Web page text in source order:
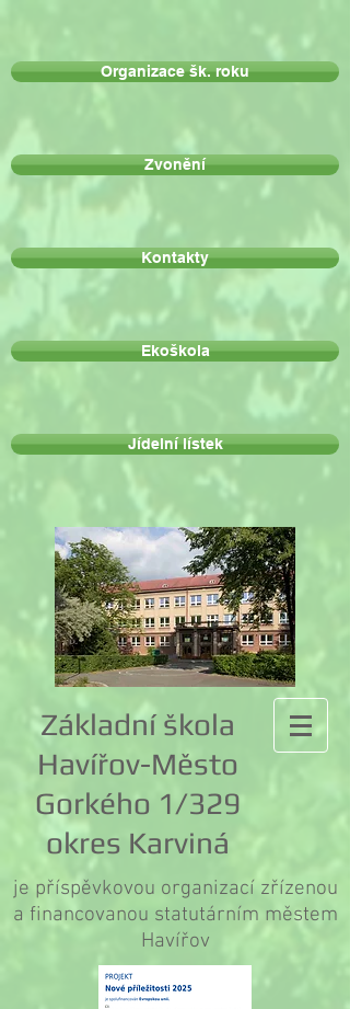
Organizace šk. roku
Zvonění
Kontakty
Ekoškola
Jídelní lístek
Základní škola
Havířov-Město
Gorkého 1/329
okres Karviná
je příspěvkovou organizací zřízenou
a financovanou statutárním městem
Havířov